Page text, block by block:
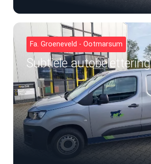
Fa. Groeneveld - Ootmarsum
Subtiele autobelettering